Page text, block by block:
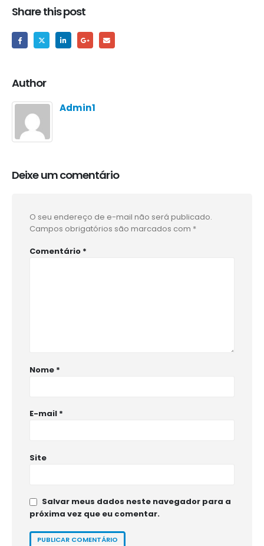
Share this post
Author
Admin1
Deixe um comentário
O seu endereço de e-mail não será publicado.
Campos obrigatórios são marcados com *
Comentário *
Nome *
E-mail *
Site
Salvar meus dados neste navegador para a
próxima vez que eu comentar.